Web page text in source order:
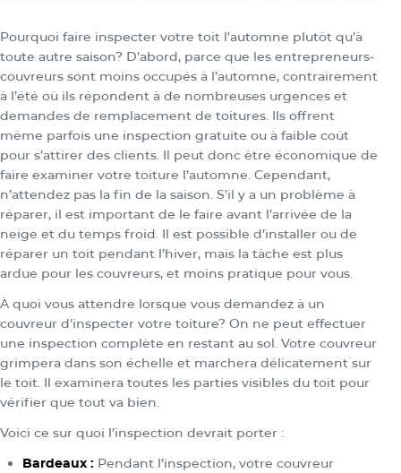
Pourquoi faire inspecter votre toit l’automne plutôt qu’à
toute autre saison? D’abord, parce que les entrepreneurs-
couvreurs sont moins occupés à l’automne, contrairement
à l’été où ils répondent à de nombreuses urgences et
demandes de remplacement de toitures. Ils offrent
même parfois une inspection gratuite ou à faible coût
pour s’attirer des clients. Il peut donc être économique de
faire examiner votre toiture l’automne. Cependant,
n’attendez pas la fin de la saison. S’il y a un problème à
réparer, il est important de le faire avant l’arrivée de la
neige et du temps froid. Il est possible d’installer ou de
réparer un toit pendant l’hiver, mais la tâche est plus
ardue pour les couvreurs, et moins pratique pour vous.
À quoi vous attendre lorsque vous demandez à un
couvreur d’inspecter votre toiture? On ne peut effectuer
une inspection complète en restant au sol. Votre couvreur
grimpera dans son échelle et marchera délicatement sur
le toit. Il examinera toutes les parties visibles du toit pour
vérifier que tout va bien.
Voici ce sur quoi l’inspection devrait porter :
Bardeaux : Pendant l’inspection, votre couvreur